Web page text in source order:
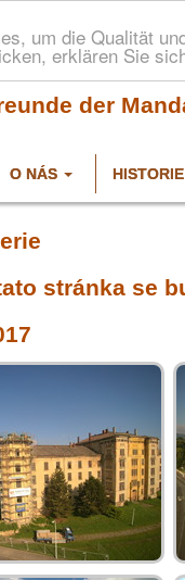
um die Qualität
erklären Sie
der
O NÁS HISTORIE
stránka se